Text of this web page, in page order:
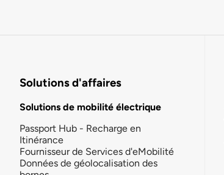
Solutions d'affaires
Solutions de mobilité électrique
Passport Hub - Recharge en
Itinérance
Fournisseur de Services d'eMobilité
Données de géolocalisation des